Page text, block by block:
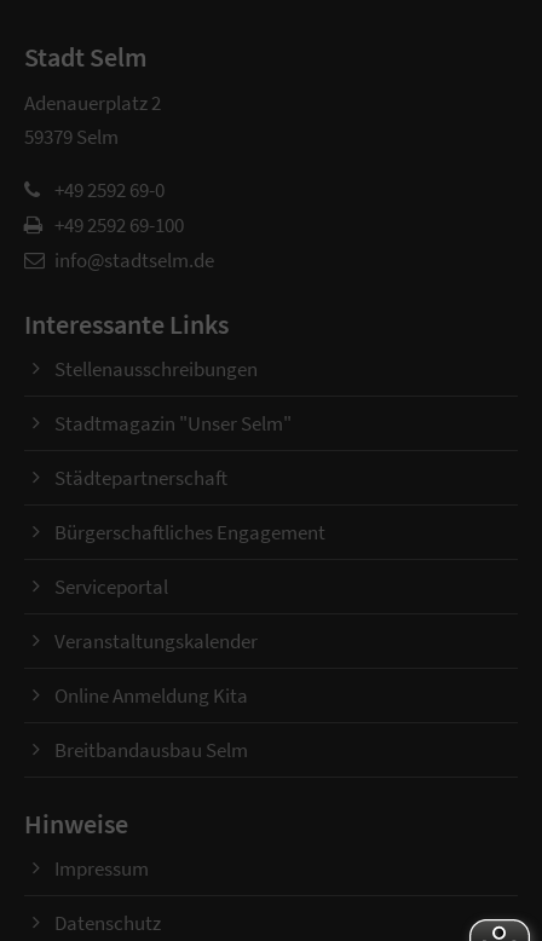
Stadt Selm
Adenauerplatz 2
59379 Selm
+49 2592 69-0
+49 2592 69-100
info@stadtselm.de
Interessante Links
Stellenausschreibungen
Stadtmagazin "Unser Selm"
Städtepartnerschaft
Bürgerschaftliches Engagement
Serviceportal
Veranstaltungskalender
Online Anmeldung Kita
Breitbandausbau Selm
Hinweise
Impressum
Datenschutz